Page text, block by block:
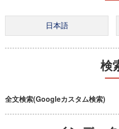
検
全文検索(Googleカスタム検索)